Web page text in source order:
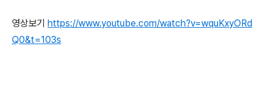
영상보기 https://www.youtube.com/watch?v=wquKxyORd
Q0&t=103s